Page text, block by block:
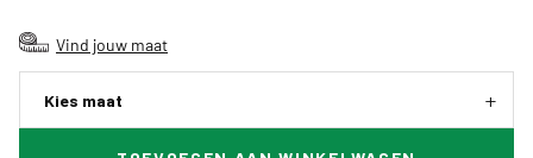
Vind jouw maat
Kies maat